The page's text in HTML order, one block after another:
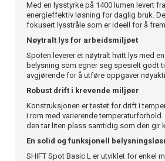
Med en lysstyrke på 1400 lumen levert
energieffektiv løsning for daglig bruk.
fokusert lysstråle som er ideell for å
Nøytralt lys for arbeidsmiljøet
Spoten leverer et nøytralt hvitt lys med
belysning som egner seg spesielt godt
avgjørende for å utføre oppgaver
Robust drift i krevende miljøer
Konstruksjonen er testet for drift i
i rom med varierende
den tar liten plass samtidig som den gir
En solid og funksjonell
SHIFT Spot Basic L er utviklet for enkel